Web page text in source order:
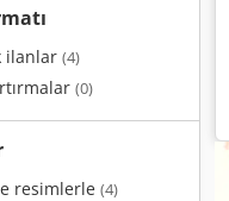
ilanlar (4)
(0)
resimlerle (4)